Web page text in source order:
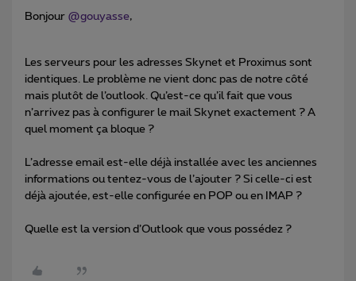
Bonjour @gouyasse,
Les serveurs pour les adresses Skynet et Proximus sont
identiques. Le problème ne vient donc pas de notre côté
mais plutôt de l’outlook. Qu’est-ce qu’il fait que vous
n’arrivez pas à configurer le mail Skynet exactement ? A
quel moment ça bloque ?
L’adresse email est-elle déjà installée avec les anciennes
informations ou tentez-vous de l’ajouter ? Si celle-ci est
déjà ajoutée, est-elle configurée en POP ou en IMAP ?
Quelle est la version d’Outlook que vous possédez ?